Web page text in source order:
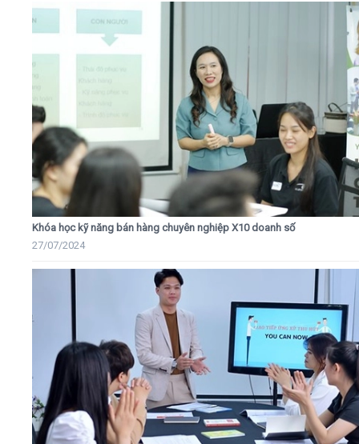
Khóa học kỹ năng bán hàng chuyên nghiệp X10 doanh số
27/07/2024